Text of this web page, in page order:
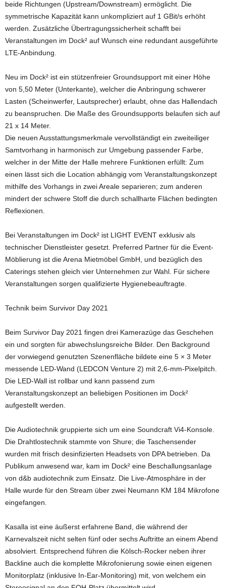
beide Richtungen (Upstream/Downstream) ermöglicht. Die
symmetrische Kapazität kann unkompliziert auf 1 GBit/s erhöht
werden. Zusätzliche Übertragungssicherheit schafft bei
Veranstaltungen im Dock² auf Wunsch eine redundant ausgeführte
LTE-Anbindung.
Neu im Dock² ist ein stützenfreier Groundsupport mit einer Höhe
von 5,50 Meter (Unterkante), welcher die Anbringung schwerer
Lasten (Scheinwerfer, Lautsprecher) erlaubt, ohne das Hallendach
zu beanspruchen. Die Maße des Groundsupports belaufen sich auf
21 x 14 Meter.
Die neuen Ausstattungsmerkmale vervollständigt ein zweiteiliger
Samtvorhang in harmonisch zur Umgebung passender Farbe,
welcher in der Mitte der Halle mehrere Funktionen erfüllt: Zum
einen lässt sich die Location abhängig vom Veranstaltungskonzept
mithilfe des Vorhangs in zwei Areale separieren; zum anderen
mindert der schwere Stoff die durch schallharte Flächen bedingten
Reflexionen.
Bei Veranstaltungen im Dock² ist LIGHT EVENT exklusiv als
technischer Dienstleister gesetzt. Preferred Partner für die Event-
Möblierung ist die Arena Mietmöbel GmbH, und bezüglich des
Caterings stehen gleich vier Unternehmen zur Wahl. Für sichere
Veranstaltungen sorgen qualifizierte Hygienebeauftragte.
Technik beim Survivor Day 2021
Beim Survivor Day 2021 fingen drei Kamerazüge das Geschehen
ein und sorgten für abwechslungsreiche Bilder. Den Background
der vorwiegend genutzten Szenenfläche bildete eine 5 × 3 Meter
messende LED-Wand (LEDCON Venture 2) mit 2,6-mm-Pixelpitch.
Die LED-Wall ist rollbar und kann passend zum
Veranstaltungskonzept an beliebigen Positionen im Dock²
aufgestellt werden.
Die Audiotechnik gruppierte sich um eine Soundcraft Vi4-Konsole.
Die Drahtlostechnik stammte von Shure; die Taschensender
wurden mit frisch desinfizierten Headsets von DPA betrieben. Da
Publikum anwesend war, kam im Dock² eine Beschallungsanlage
von d&b audiotechnik zum Einsatz. Die Live-Atmosphäre in der
Halle wurde für den Stream über zwei Neumann KM 184 Mikrofone
eingefangen.
Kasalla ist eine äußerst erfahrene Band, die während der
Karnevalszeit nicht selten fünf oder sechs Auftritte an einem Abend
absolviert. Entsprechend führen die Kölsch-Rocker neben ihrer
Backline auch die komplette Mikrofonierung sowie einen eigenen
Monitorplatz (inklusive In-Ear-Monitoring) mit, von welchem ein